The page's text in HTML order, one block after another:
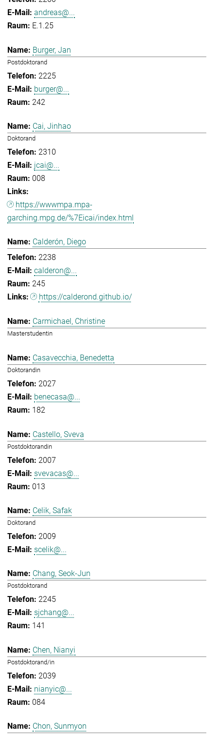
andreas@...
E.1.25
Burger, Jan
Postdoktorand
2225
burger@...
242
Cai, Jinhao
Doktorand
2310
jcai@...
008
https://wwwmpa.mpa-
garching.mpg.de/%7Eicai/index.html
Calderón, Diego
2238
calderon@...
245
https://calderond.github.io/
Carmichael, Christine
Masterstudentin
Casavecchia, Benedetta
Doktorandin
2027
benecasa@...
182
Castello, Sveva
Postdoktorandin
2007
svevacas@...
013
Celik, Safak
Doktorand
2009
scelik@...
Chang, Seok-Jun
Postdoktorand
2245
sjchang@...
141
Chen, Nianyi
Postdoktorand/in
2039
nianyic@...
084
Chon, Sunmyon